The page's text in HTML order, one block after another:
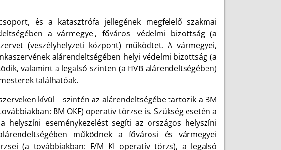
és a katasztrófa jellegének megfelelő szakmai
a vármegyei, fővárosi védelmi bizottság (a
(veszélyhelyzeti központ) működtet. A vármegyei,
alárendeltségében helyi védelmi bizottság (a
valamint a legalsó szinten (a HVB alárendeltségében)
találhatóak.
kívül – szintén az alárendeltségébe tartozik a BM
BM OKF) operatív törzse is. Szükség esetén a
helyszíni eseménykezelést segíti az országos helyszíni
működnek a fővárosi és vármegyei
(a továbbiakban: F/M KI operatív törzs), a legalsó